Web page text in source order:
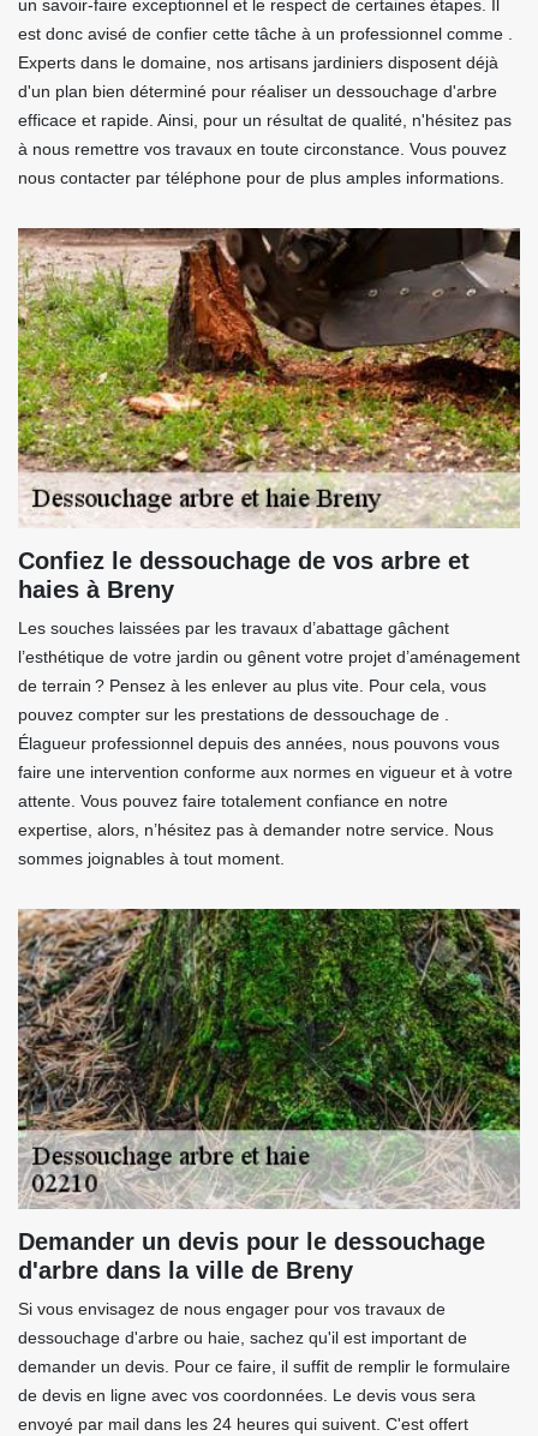
un savoir-faire exceptionnel et le respect de certaines étapes. Il
est donc avisé de confier cette tâche à un professionnel comme .
Experts dans le domaine, nos artisans jardiniers disposent déjà
d'un plan bien déterminé pour réaliser un dessouchage d'arbre
efficace et rapide. Ainsi, pour un résultat de qualité, n'hésitez pas
à nous remettre vos travaux en toute circonstance. Vous pouvez
nous contacter par téléphone pour de plus amples informations.
Confiez le dessouchage de vos arbre et
haies à Breny
Les souches laissées par les travaux d’abattage gâchent
l’esthétique de votre jardin ou gênent votre projet d’aménagement
de terrain ? Pensez à les enlever au plus vite. Pour cela, vous
pouvez compter sur les prestations de dessouchage de .
Élagueur professionnel depuis des années, nous pouvons vous
faire une intervention conforme aux normes en vigueur et à votre
attente. Vous pouvez faire totalement confiance en notre
expertise, alors, n’hésitez pas à demander notre service. Nous
sommes joignables à tout moment.
Demander un devis pour le dessouchage
d'arbre dans la ville de Breny
Si vous envisagez de nous engager pour vos travaux de
dessouchage d'arbre ou haie, sachez qu'il est important de
demander un devis. Pour ce faire, il suffit de remplir le formulaire
de devis en ligne avec vos coordonnées. Le devis vous sera
envoyé par mail dans les 24 heures qui suivent. C'est offert